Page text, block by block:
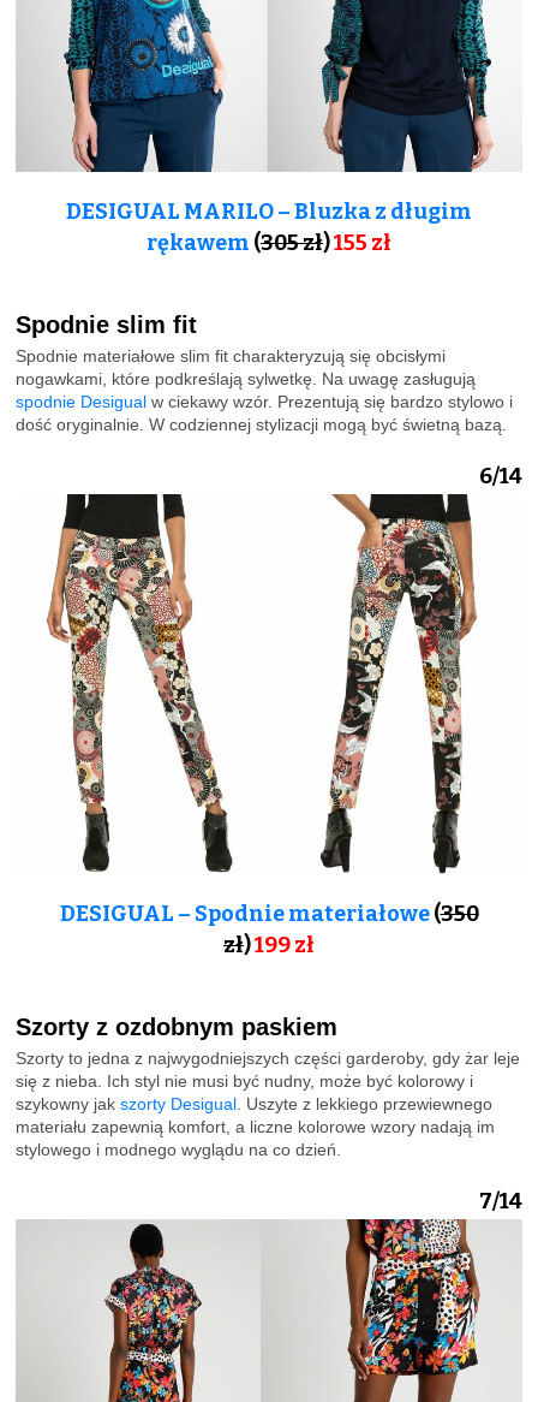
DESIGUAL MARILO – Bluzka z długim
rękawem (305 zł)155 zł
Spodnie slim fit
Spodnie materiałowe slim fit charakteryzują się obcisłymi
nogawkami, które podkreślają sylwetkę. Na uwagę zasługują
spodnie Desigual w ciekawy wzór. Prezentują się bardzo stylowo i
dość oryginalnie. W codziennej stylizacji mogą być świetną bazą.
6/14
DESIGUAL – Spodnie materiałowe(350
zł)199zł
Szorty z ozdobnym paskiem
Szorty to jedna z najwygodniejszych części garderoby, gdy żar leje
się z nieba. Ich styl nie musi być nudny, może być kolorowy i
szykowny jak szorty Desigual . Uszyte z lekkiego przewiewnego
materiału zapewnią komfort, a liczne kolorowe wzory nadają im
stylowego i modnego wyglądu na co dzień.
7/14